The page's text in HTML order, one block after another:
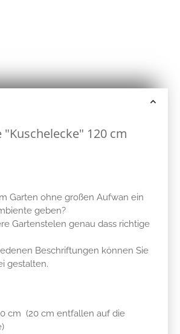
120 cm
Garten ohne großen Aufwan ein
geben?
Gartenstelen genau dass richtige
Beschriftungen können Sie
gestalten.
cm (20 cm entfallen auf die